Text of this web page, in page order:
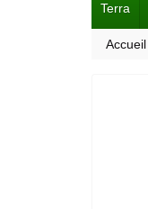
Terra
Accueil